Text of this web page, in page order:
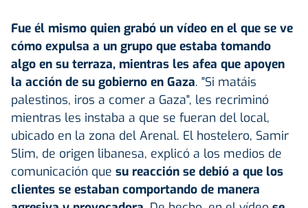
Fue él mismo quien grabó un vídeo en el que se ve
cómo expulsa a un grupo que estaba tomando
algo en su terraza, mientras les afea que apoyen
la acción de su gobierno en Gaza. "Si matáis
palestinos, iros a comer a Gaza", les recriminó
mientras les instaba a que se fueran del local,
ubicado en la zona del Arenal. El hostelero, Samir
Slim, de origen libanesa, explicó a los medios de
comunicación que su reacción se debió a que los
clientes se estaban comportando de manera